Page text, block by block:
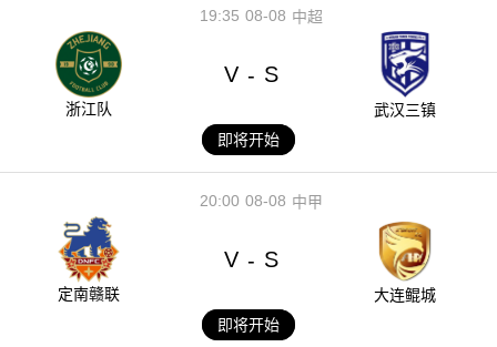
08-08
19:35 中超
浙江队
V - S
武汉三镇
即将开始
08-08
20:00 中甲
定南赣联
V - S
大连鲲城
即将开始